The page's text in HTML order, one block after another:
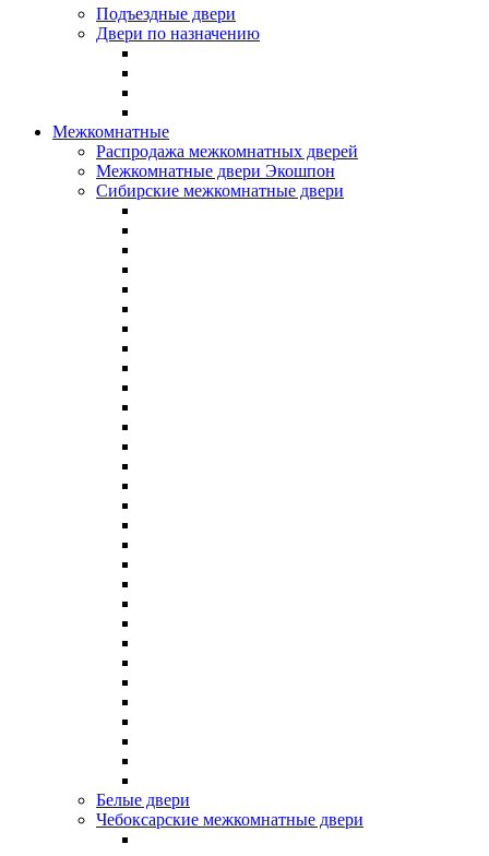
Подъездные двери
Двери по назначению
Межкомнатные
Распродажа межкомнатных дверей
Межкомнатные двери Экошпон
Сибирские межкомнатные двери
Белые двери
Чебоксарские межкомнатные двери